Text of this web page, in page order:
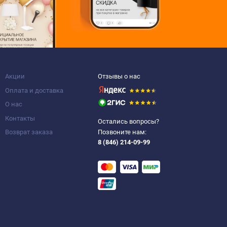
Акции
Оплата и доставка
О нас
Контакты
Возврат заказа
Отзывы о нас
Остались вопросы?
Позвоните нам:
8 (846) 214-09-99